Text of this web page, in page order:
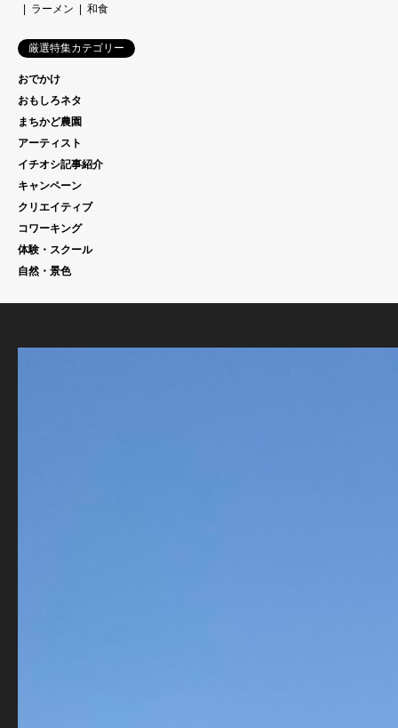
ラーメン 和食
厳選特集カテゴリー
おでかけ
おもしろネタ
まちかど農園
アーティスト
イチオシ記事紹介
キャンペーン
クリエイティブ
コワーキング
体験・スクール
自然・景色